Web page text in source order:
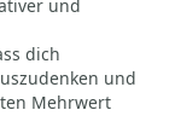
und
dich
und
Mehrwert